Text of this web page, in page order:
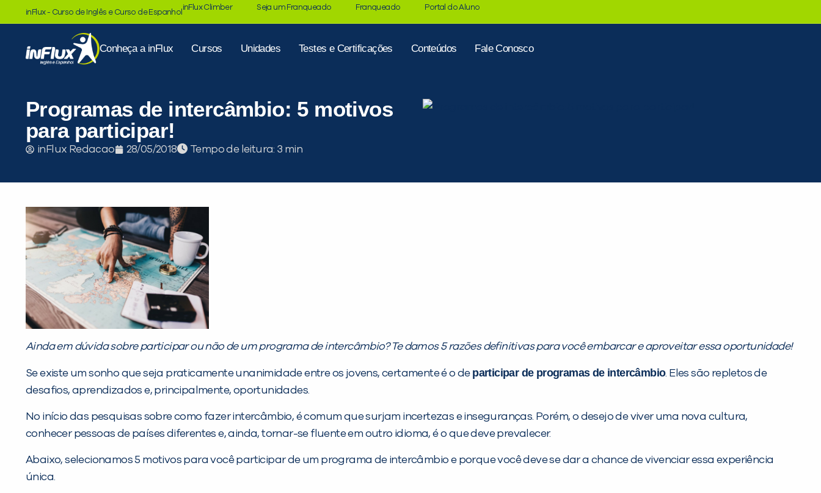
inFlux - Curso de Inglês e Curso de Espanhol
inFlux Climber Seja um Franqueado Franqueado Portal do Aluno
Conheça a inFlux Cursos Unidades Testes e Certificações Conteúdos Fale Conosco
Programas de intercâmbio: 5 motivos
para participar!
inFlux Redacao 28/05/2018 Tempo de leitura:
Ainda em dúvida sobre participar ou não de um programa de intercâmbio? Te damos 5 razões definitivas para você embarcar e aproveitar essa oportunidade!
Se existe um sonho que seja praticamente unanimidade entre os jovens, certamente é o de participar de programas de intercâmbio. Eles são repletos de
desafios, aprendizados e, principalmente, oportunidades.
No início das pesquisas sobre como fazer intercâmbio, é comum que surjam incertezas e inseguranças. Porém, o desejo de viver uma nova cultura,
conhecer pessoas de países diferentes e, ainda, tornar-se fluente em outro idioma, é o que deve prevalecer.
Abaixo, selecionamos 5 motivos para você participar de um programa de intercâmbio e porque você deve se dar a chance de vivenciar essa experiência
única.